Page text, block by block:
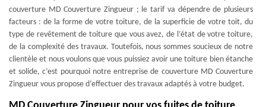
couverture MD Couverture Zingueur ; le tarif va dépendre de plusieurs
facteurs : de la forme de votre toiture, de la superficie de votre toit, du
type de revêtement de toiture que vous avez, de l’état de votre toiture,
de la complexité des travaux. Toutefois, nous sommes soucieux de notre
clientèle et nous voulons que vous puissiez avoir une toiture bien étanche
et solide, c’est pourquoi notre entreprise de couverture MD Couverture
Zingueur vous propose d’effectuer des travaux adaptés à votre budget.